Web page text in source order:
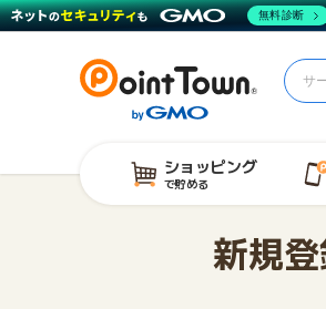
ショッピング
で貯める
新規
無料診断